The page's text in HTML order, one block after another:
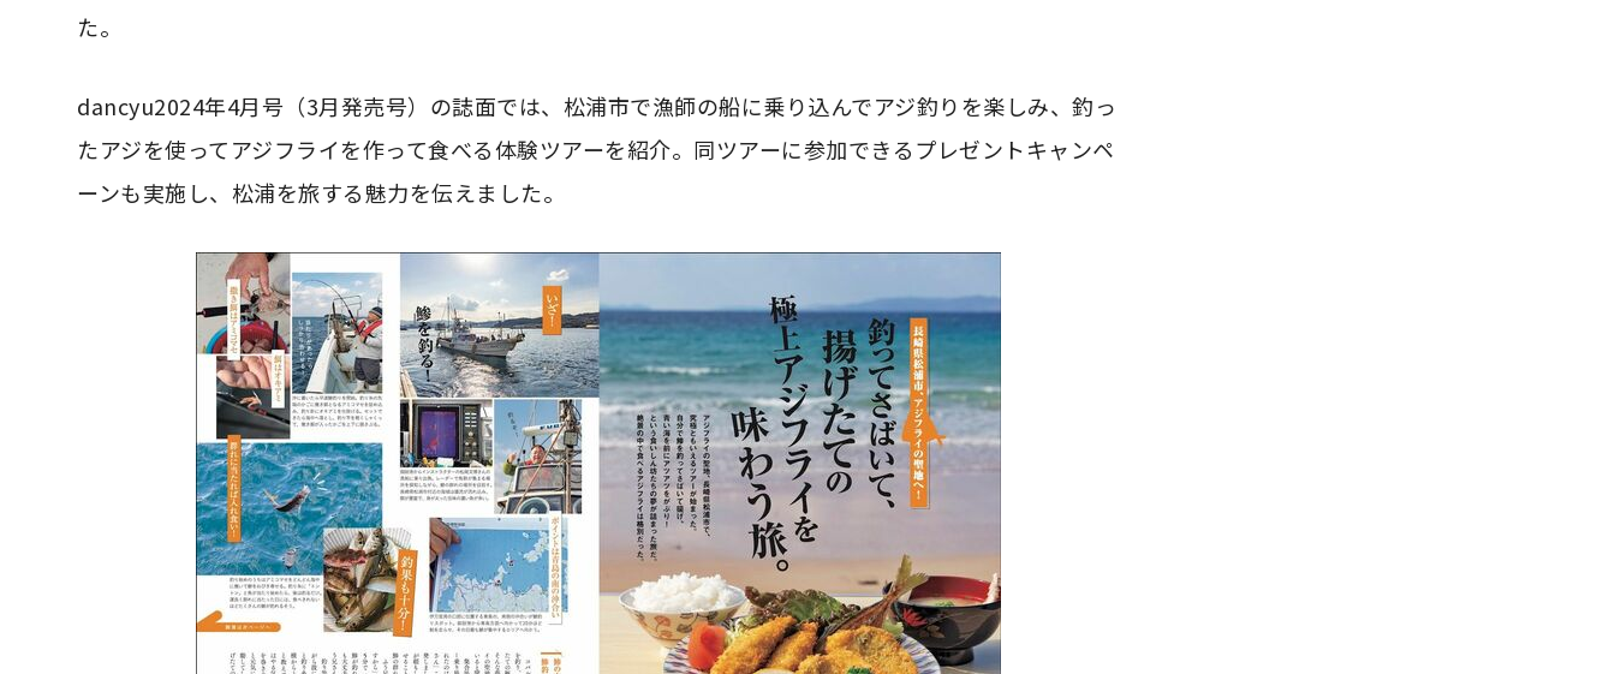
た。
dancyu2024年4月号（3月発売号）の誌面では、松浦市で漁師の船に乗り込んでアジ釣りを楽しみ、釣っ
たアジを使ってアジフライを作って食べる体験ツアーを紹介。同ツアーに参加できるプレゼントキャンペ
ーンも実施し、松浦を旅する魅力を伝えました。